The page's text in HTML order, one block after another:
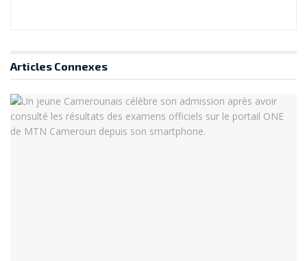
Participation et mobilisation : les réseaux
sociaux comme catalyseurs
Les réseaux sociaux sont devenus incontournables
Articles Connexes